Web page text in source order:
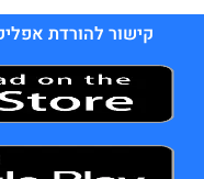
קישור להורדת